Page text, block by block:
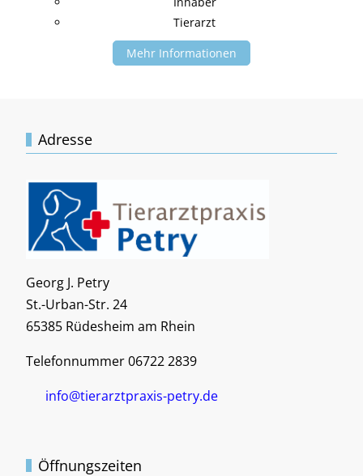
Tierarzt
Mehr Informationen
Adresse
Georg J. Petry
St.-Urban-Str. 24
65385 Rüdesheim am Rhein
Telefonnummer 06722 2839
info@tierarztpraxis-petry.de
Öffnungszeiten